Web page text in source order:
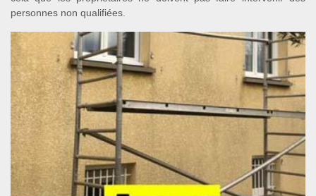
personnes non qualifiées.